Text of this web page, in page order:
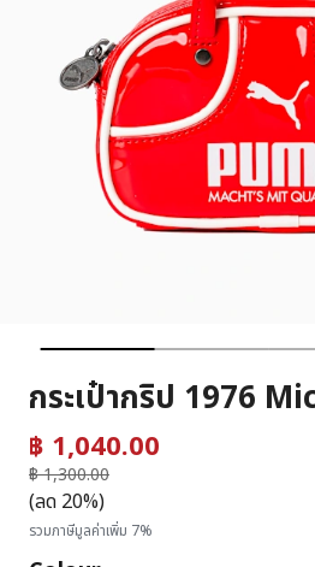
กระเป๋ากริป 1976
฿ 1,040.00
฿ 1,300.00
ถึง
(ลด 20%)
รวมภาษีมูลค่าเพิ่ม 7%